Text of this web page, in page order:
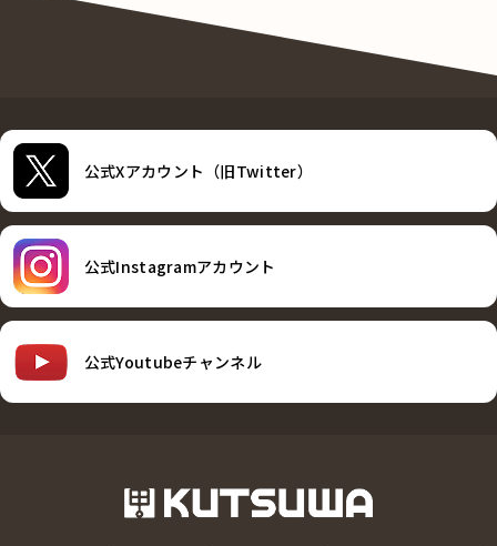
公式Xアカウント（旧Twitter）
公式Instagramアカウント
公式Youtubeチャンネル